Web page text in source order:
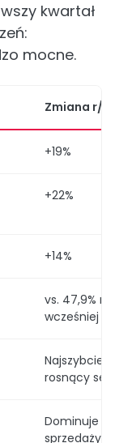
kwartał
mocne.
Zmiana r/r
+19%
+22%
+14%
vs. 47,9%
wcześniej
Najszybciej
rosnący
Dominuje w
sprzedaży